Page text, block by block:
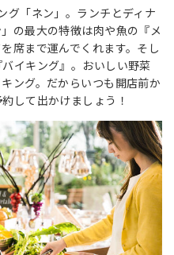
グ「ネン」。ランチとディナ
の最大の特徴は肉や魚の『メ
席まで運んでくれます。そし
イキング』。おいしい野菜
ング。だからいつも開店前か
して出かけましょう！